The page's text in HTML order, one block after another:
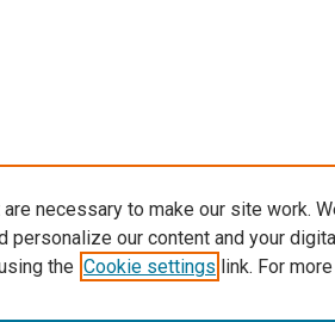
necessary to make our site work.
personalize our content and your
the Cookie settings link. For